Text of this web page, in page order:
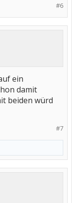
#6
ein
damit
beiden würd
#7